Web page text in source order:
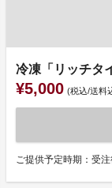
冷凍「リッチタ
¥5,000 (税込/送料
ご提供予定時期：受